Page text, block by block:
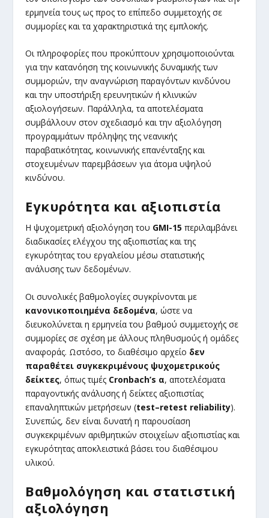
ερμηνεία τους ως προς το επίπεδο συμμετοχής σε
συμμορίες και τα χαρακτηριστικά της εμπλοκής.
Οι πληροφορίες που προκύπτουν χρησιμοποιούνται
για την κατανόηση της κοινωνικής δυναμικής των
συμμοριών, την αναγνώριση παραγόντων κινδύνου
και την υποστήριξη ερευνητικών ή κλινικών
αξιολογήσεων. Παράλληλα, τα αποτελέσματα
συμβάλλουν στον σχεδιασμό και την αξιολόγηση
προγραμμάτων πρόληψης της νεανικής
παραβατικότητας, κοινωνικής επανένταξης και
στοχευμένων παρεμβάσεων για άτομα υψηλού
κινδύνου.
Εγκυρότητα και αξιοπιστία
Η ψυχομετρική αξιολόγηση του GMI-15 περιλαμβάνει
διαδικασίες ελέγχου της αξιοπιστίας και της
εγκυρότητας του εργαλείου μέσω στατιστικής
ανάλυσης των δεδομένων.
Οι συνολικές βαθμολογίες συγκρίνονται με
κανονικοποιημένα δεδομένα, ώστε να
διευκολύνεται η ερμηνεία του βαθμού συμμετοχής σε
συμμορίες σε σχέση με άλλους πληθυσμούς ή ομάδες
αναφοράς. Ωστόσο, το διαθέσιμο αρχείο δεν
παραθέτει συγκεκριμένους ψυχομετρικούς
δείκτες, όπως τιμές Cronbach’s α, αποτελέσματα
παραγοντικής ανάλυσης ή δείκτες αξιοπιστίας
επαναληπτικών μετρήσεων (test–retest reliability).
Συνεπώς, δεν είναι δυνατή η παρουσίαση
συγκεκριμένων αριθμητικών στοιχείων αξιοπιστίας και
εγκυρότητας αποκλειστικά βάσει του διαθέσιμου
υλικού.
Βαθμολόγηση και στατιστική
αξιολόγηση